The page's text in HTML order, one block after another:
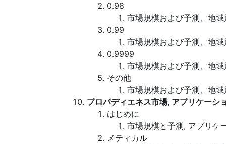
0.98
市場規模および予測、地域
0.99
市場規模および予測、地域
0.9999
市場規模および予測、地域
その他
市場規模および予測、地域
プロパディエネス市場, アプリケーシ
はじめに
市場規模と予測, アプリケ
メティカル